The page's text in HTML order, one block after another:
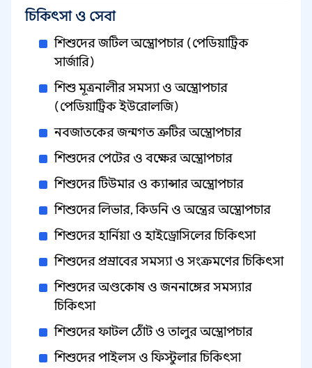
চিকিৎসা ও সেবা
শিশুদের জটিল অস্ত্রোপচার (পেডিয়াট্রিক
সার্জারি)
শিশু মূত্রনালীর সমস্যা ও অস্ত্রোপচার
(পেডিয়াট্রিক ইউরোলজি)
নবজাতকের জন্মগত ত্রুটির অস্ত্রোপচার
শিশুদের পেটের ও বক্ষের অস্ত্রোপচার
শিশুদের টিউমার ও ক্যান্সার অস্ত্রোপচার
শিশুদের লিভার, কিডনি ও অন্ত্রের অস্ত্রোপচার
শিশুদের হার্নিয়া ও হাইড্রোসিলের চিকিৎসা
শিশুদের প্রস্রাবের সমস্যা ও সংক্রমণের চিকিৎসা
শিশুদের অণ্ডকোষ ও জননাঙ্গের সমস্যার
চিকিৎসা
শিশুদের ফাটল ঠোঁট ও তালুর অস্ত্রোপচার
শিশুদের পাইলস ও ফিস্টুলার চিকিৎসা